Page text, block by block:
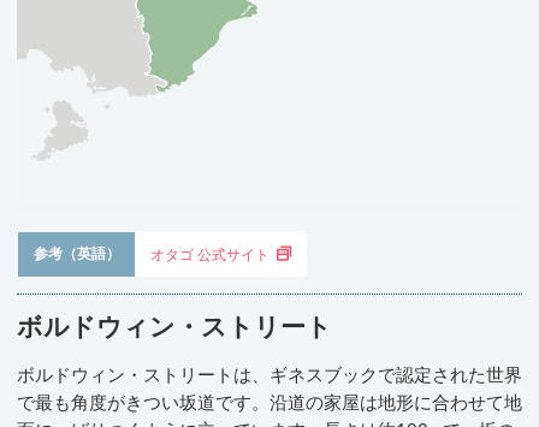
参考（英語） オタゴ 公式サイト
ボルドウィン・ストリート
ボルドウィン・ストリートは、ギネスブックで認定された世界
で最も角度がきつい坂道です。沿道の家屋は地形に合わせて地